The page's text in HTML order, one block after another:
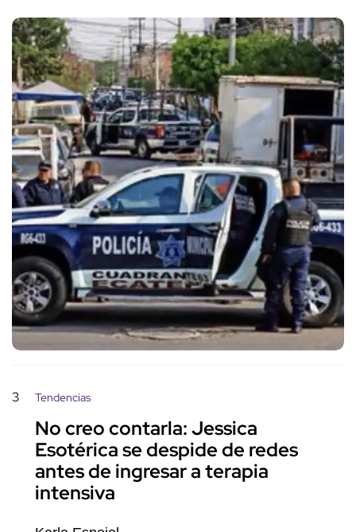
3 Tendencias
No creo contarla: Jessica
Esotérica se despide de redes
antes de ingresar a terapia
intensiva